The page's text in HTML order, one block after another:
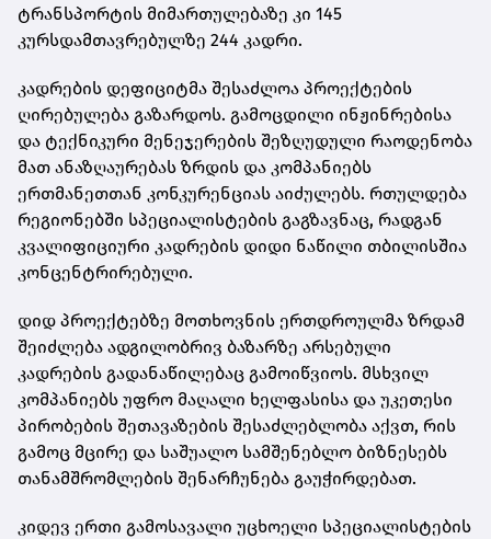
ტრანსპორტის მიმართულებაზე კი 145
კურსდამთავრებულზე 244 კადრი.
კადრების დეფიციტმა შესაძლოა პროექტების
ღირებულება გაზარდოს. გამოცდილი ინჟინრებისა
და ტექნიკური მენეჯერების შეზღუდული რაოდენობა
მათ ანაზღაურებას ზრდის და კომპანიებს
ერთმანეთთან კონკურენციას აიძულებს. რთულდება
რეგიონებში სპეციალისტების გაგზავნაც, რადგან
კვალიფიციური კადრების დიდი ნაწილი თბილისშია
კონცენტრირებული.
დიდ პროექტებზე მოთხოვნის ერთდროულმა ზრდამ
შეიძლება ადგილობრივ ბაზარზე არსებული
კადრების გადანაწილებაც გამოიწვიოს. მსხვილ
კომპანიებს უფრო მაღალი ხელფასისა და უკეთესი
პირობების შეთავაზების შესაძლებლობა აქვთ, რის
გამოც მცირე და საშუალო სამშენებლო ბიზნესებს
თანამშრომლების შენარჩუნება გაუჭირდებათ.
კიდევ ერთი გამოსავალი უცხოელი სპეციალისტების